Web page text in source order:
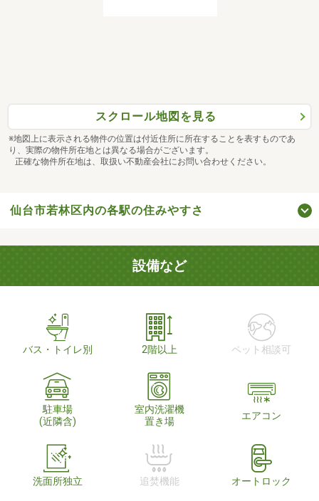
スクロール地図を見る
※地図上に表示される物件の位置は付近住所に所在することを表すものであ
り、実際の物件所在地とは異なる場合がございます。
正確な物件所在地は、取扱い不動産会社にお問い合わせください。
仙台市若林区内の各駅の住みやすさ
設備など
バス・トイレ別 2階以上 ペット相談可
駐車場
(近隣含)
室内洗濯機
置き場
エアコン
洗面所独立 追焚機能 オートロック